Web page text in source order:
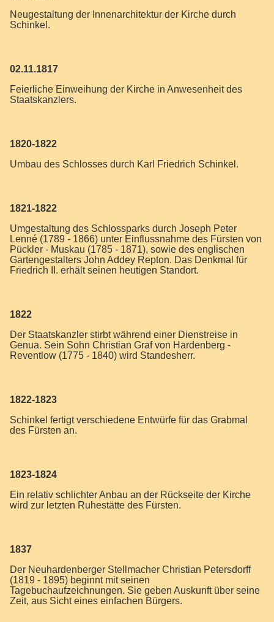
Neugestaltung der Innenarchitektur der Kirche durch
Schinkel.
02.11.1817
Feierliche Einweihung der Kirche in Anwesenheit des
Staatskanzlers.
1820-1822
Umbau des Schlosses durch Karl Friedrich Schinkel.
1821-1822
Umgestaltung des Schlossparks durch Joseph Peter
Lenné (1789 - 1866) unter Einflussnahme des Fürsten von
Pückler - Muskau (1785 - 1871), sowie des englischen
Gartengestalters John Addey Repton. Das Denkmal für
Friedrich II. erhält seinen heutigen Standort.
1822
Der Staatskanzler stirbt während einer Dienstreise in
Genua. Sein Sohn Christian Graf von Hardenberg -
Reventlow (1775 - 1840) wird Standesherr.
1822-1823
Schinkel fertigt verschiedene Entwürfe für das Grabmal
des Fürsten an.
1823-1824
Ein relativ schlichter Anbau an der Rückseite der Kirche
wird zur letzten Ruhestätte des Fürsten.
1837
Der Neuhardenberger Stellmacher Christian Petersdorff
(1819 - 1895) beginnt mit seinen
Tagebuchaufzeichnungen. Sie geben Auskunft über seine
Zeit, aus Sicht eines einfachen Bürgers.